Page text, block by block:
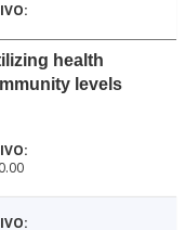
health
levels